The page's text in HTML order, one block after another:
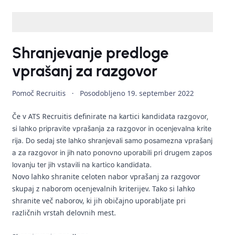
Shranjevanje predloge
vprašanj za razgovor
Pomoč Recruitis · Posodobljeno 19. september 2022
Če v ATS Recruitis definirate na kartici kandidata razgovor,
si lahko pripravite vprašanja za razgovor in ocenjevalna krite
rija. Do sedaj ste lahko shranjevali samo posamezna vprašanj
a za razgovor in jih nato ponovno uporabili pri drugem zapos
lovanju ter jih vstavili na kartico kandidata.
Novo lahko shranite celoten nabor vprašanj za razgovor
skupaj z naborom ocenjevalnih kriterijev. Tako si lahko
shranite več naborov, ki jih običajno uporabljate pri
različnih vrstah delovnih mest.